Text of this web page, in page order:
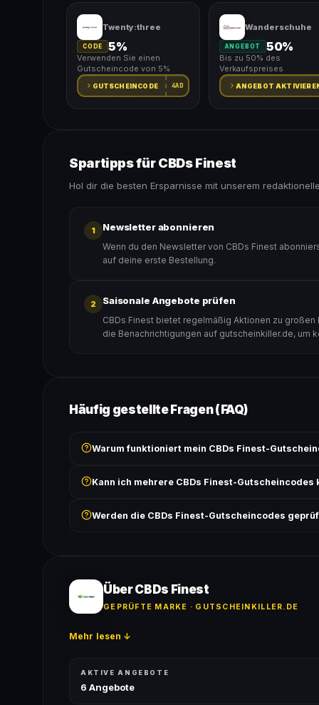
Twenty:three
CODE 5%
Verwenden Sie einen
Gutscheincode von 5%
GUTSCHEINCODE 4AD
Wanderschuhe
ANGEBOT 50%
Bis zu 50% des
Verkaufspreises
ANGEBOT
Spartipps für CBDs Finest
Hol dir die besten Ersparnisse mit unserem
1 Newsletter abonnieren
Wenn du den Newsletter von CBDs Finest
auf deine erste Bestellung.
2 Saisonale Angebote prüfen
CBDs Finest bietet regelmäßig Aktionen zu großen
die Benachrichtigungen auf gutscheinkiller.de, um
Häufig gestellte Fragen (FAQ)
Warum funktioniert mein CBDs Finest-
Bedingungen findest du unter „Details".
Kann ich mehrere CBDs Finest-Gutscheincodes
ausgeschlossen, sofern die Angebotsbedingungen
Werden die CBDs Finest-Gutscheincodes
Über CBDs Finest
GEPRÜFTE MARKE · GUTSCHEINKILLER.DE
Mehr lesen ↓
AKTIVE ANGEBOTE
6 Angebote